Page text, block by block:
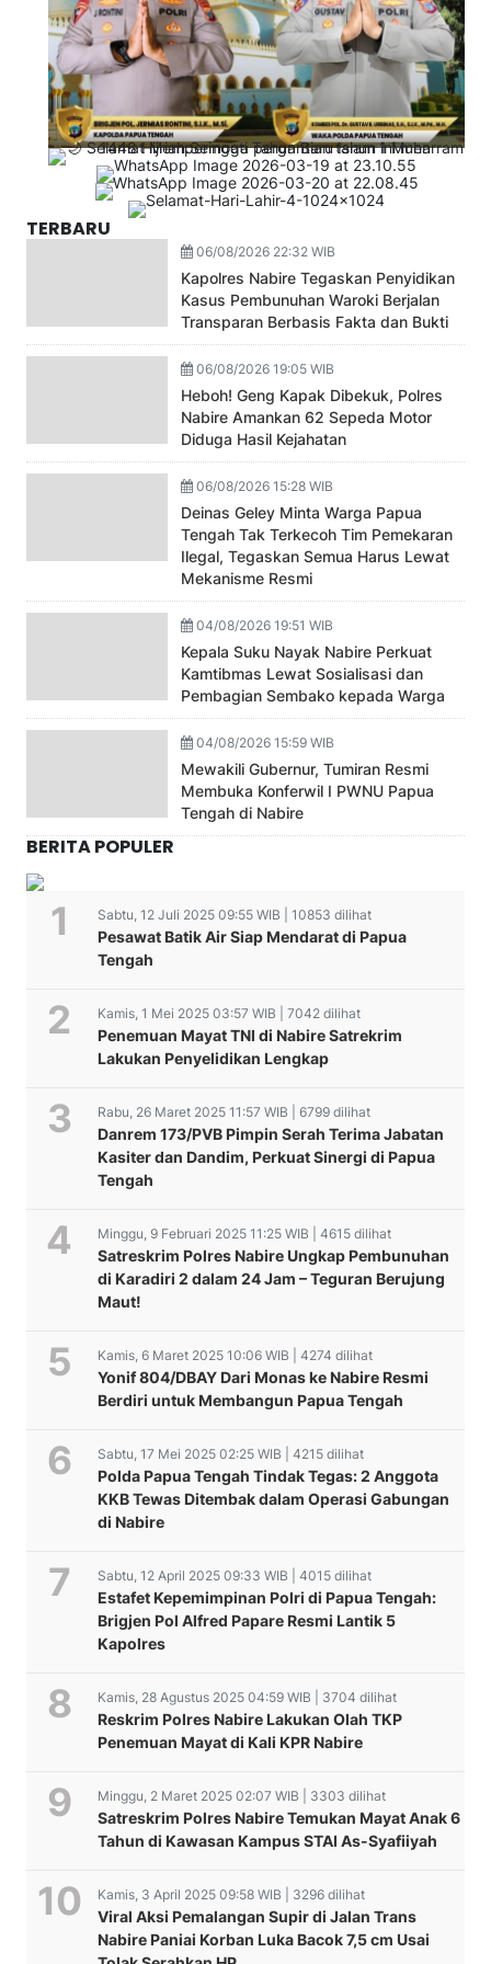
TERBARU
06/08/2026 22:32 WIB
Kapolres Nabire Tegaskan Penyidikan
Kasus Pembunuhan Waroki Berjalan
Transparan Berbasis Fakta dan Bukti
06/08/2026 19:05 WIB
Heboh! Geng Kapak Dibekuk, Polres
Nabire Amankan 62 Sepeda Motor
Diduga Hasil Kejahatan
06/08/2026 15:28 WIB
Deinas Geley Minta Warga Papua
Tengah Tak Terkecoh Tim Pemekaran
Ilegal, Tegaskan Semua Harus Lewat
Mekanisme Resmi
04/08/2026 19:51 WIB
Kepala Suku Nayak Nabire Perkuat
Kamtibmas Lewat Sosialisasi dan
Pembagian Sembako kepada Warga
04/08/2026 15:59 WIB
Mewakili Gubernur, Tumiran Resmi
Membuka Konferwil I PWNU Papua
Tengah di Nabire
BERITA POPULER
Sabtu, 12 Juli 2025 09:55 WIB | 10853 dilihat
Pesawat Batik Air Siap Mendarat di Papua
Tengah
Kamis, 1 Mei 2025 03:57 WIB | 7042 dilihat
Penemuan Mayat TNI di Nabire Satrekrim
Lakukan Penyelidikan Lengkap
Rabu, 26 Maret 2025 11:57 WIB | 6799 dilihat
Danrem 173/PVB Pimpin Serah Terima Jabatan
Kasiter dan Dandim, Perkuat Sinergi di Papua
Tengah
Minggu, 9 Februari 2025 11:25 WIB | 4615 dilihat
Satreskrim Polres Nabire Ungkap Pembunuhan
di Karadiri 2 dalam 24 Jam – Teguran Berujung
Maut!
Kamis, 6 Maret 2025 10:06 WIB | 4274 dilihat
Yonif 804/DBAY Dari Monas ke Nabire Resmi
Berdiri untuk Membangun Papua Tengah
Sabtu, 17 Mei 2025 02:25 WIB | 4215 dilihat
Polda Papua Tengah Tindak Tegas: 2 Anggota
KKB Tewas Ditembak dalam Operasi Gabungan
di Nabire
Sabtu, 12 April 2025 09:33 WIB | 4015 dilihat
Estafet Kepemimpinan Polri di Papua Tengah:
Brigjen Pol Alfred Papare Resmi Lantik 5
Kapolres
Kamis, 28 Agustus 2025 04:59 WIB | 3704 dilihat
Reskrim Polres Nabire Lakukan Olah TKP
Penemuan Mayat di Kali KPR Nabire
Minggu, 2 Maret 2025 02:07 WIB | 3303 dilihat
Satreskrim Polres Nabire Temukan Mayat Anak 6
Tahun di Kawasan Kampus STAI As-Syafiiyah
Kamis, 3 April 2025 09:58 WIB | 3296 dilihat
Viral Aksi Pemalangan Supir di Jalan Trans
Nabire Paniai Korban Luka Bacok 7,5 cm Usai
John Gobai Dorong
Implementasi Perdasi
Peduli Pembangunan